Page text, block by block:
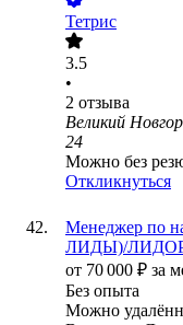
Тетрис
3.5
•
2 отзыва
Великий
24
Можно без
Откликнуться
Менеджер по
ЛИДЫ)/
от 70 000 ₽ за
Без опыта
Можно